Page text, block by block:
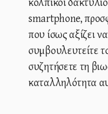
smartphone,
που ίσως αξίζει
συμβουλευτείτε
συζητήσετε τη
καταλληλότητα